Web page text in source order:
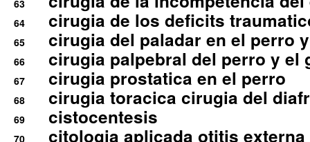
63
64 cirugia de los deficits
65 cirugia del paladar en el perro
66 cirugia palpebral del perro y el
67 cirugia prostatica en el perro
68 cirugia toracica cirugia del
69 cistocentesis
70 citologia aplicada otitis externa